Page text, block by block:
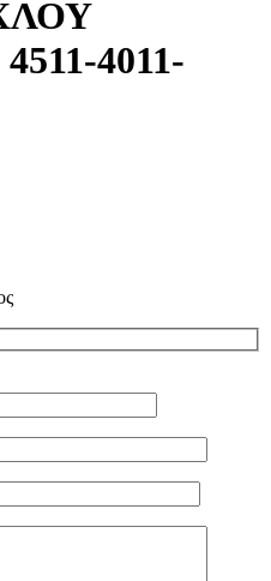
4011-